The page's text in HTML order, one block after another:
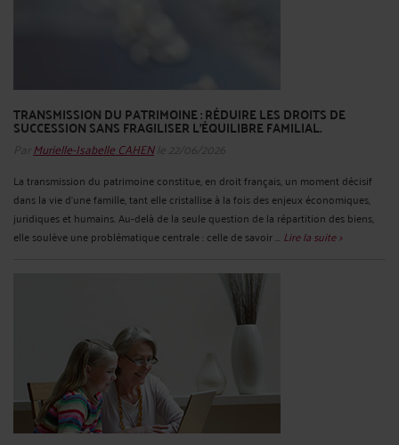
TRANSMISSION DU PATRIMOINE : RÉDUIRE LES DROITS DE
SUCCESSION SANS FRAGILISER L’ÉQUILIBRE FAMILIAL.
Par Murielle-Isabelle CAHENle 22/06/2026
La transmission du patrimoine constitue, en droit français, un moment décisif
dans la vie d’une famille, tant elle cristallise à la fois des enjeux économiques,
juridiques et humains. Au-delà de la seule question de la répartition des biens,
elle soulève une problématique centrale : celle de savoir ... Lire la suite >